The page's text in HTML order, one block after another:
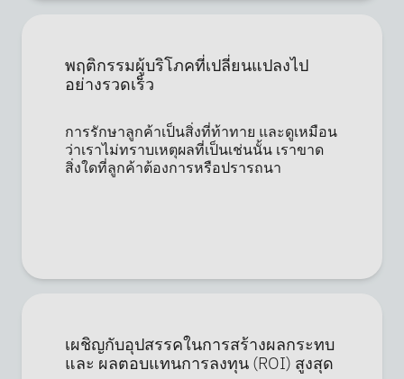
พฤติกรรมผู้บริโภคที่เปลี่ยนแปลงไป
อย่างรวดเร็ว
การรักษาลูกค้าเป็นสิ่งที่ท้าทาย และดูเหมือน
ว่าเราไม่ทราบเหตุผลที่เป็นเช่นนั้น เราขาด
สิ่งใดที่ลูกค้าต้องการหรือปรารถนา
เผชิญกับอุปสรรคในการสร้างผลกระทบ
และ ผลตอบแทนการลงทุน (ROI) สูงสุด